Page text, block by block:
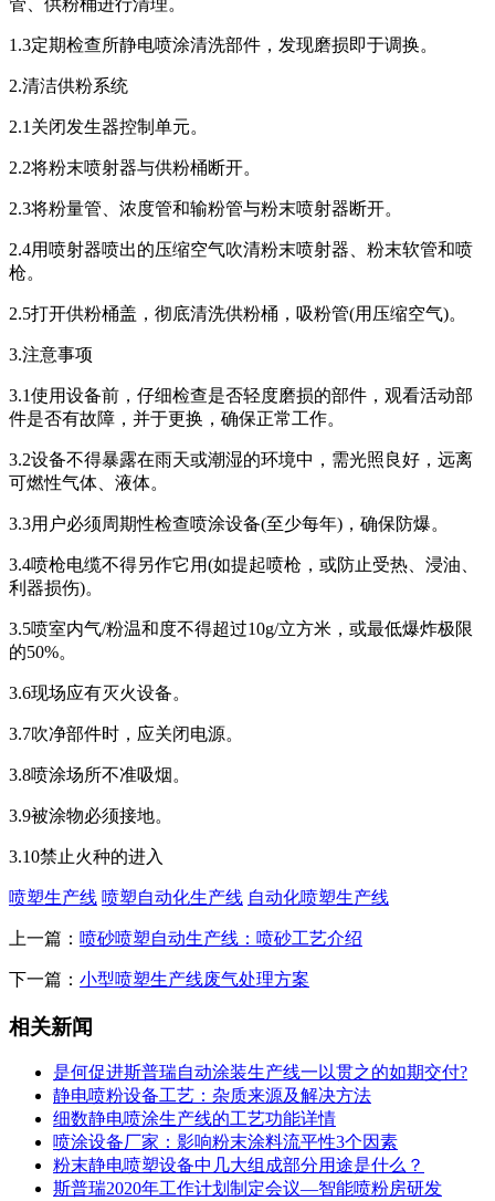
1.3定期检查所静电喷涂清洗部件，发现磨损即于调换。
2.清洁供粉系统
2.1关闭发生器控制单元。
2.2将粉末喷射器与供粉桶断开。
2.3将粉量管、浓度管和输粉管与粉末喷射器断开。
2.4用喷射器喷出的压缩空气吹清粉末喷射器、粉末软管和喷
枪。
2.5打开供粉桶盖，彻底清洗供粉桶，吸粉管(用压缩空气)。
3.注意事项
3.1使用设备前，仔细检查是否轻度磨损的部件，观看活动部
件是否有故障，并于更换，确保正常工作。
3.2设备不得暴露在雨天或潮湿的环境中，需光照良好，远离
可燃性气体、液体。
3.3用户必须周期性检查喷涂设备(至少每年)，确保防爆。
3.4喷枪电缆不得另作它用(如提起喷枪，或防止受热、浸油、
利器损伤)。
3.5喷室内气/粉温和度不得超过10g/立方米，或最低爆炸极限
的50%。
3.6现场应有灭火设备。
3.7吹净部件时，应关闭电源。
3.8喷涂场所不准吸烟。
3.9被涂物必须接地。
3.10禁止火种的进入
喷塑生产线 喷塑自动化生产线 自动化喷塑生产线
上一篇： 喷砂喷塑自动生产线：喷砂工艺介绍
下一篇： 小型喷塑生产线废气处理方案
相关新闻
是何促进斯普瑞自动涂装生产线一以贯之的如期交付?
静电喷粉设备工艺：杂质来源及解决方法
细数静电喷涂生产线的工艺功能详情
喷涂设备厂家：影响粉末涂料流平性3个因素
粉末静电喷塑设备中几大组成部分用途是什么？
斯普瑞2020年工作计划制定会议—智能喷粉房研发